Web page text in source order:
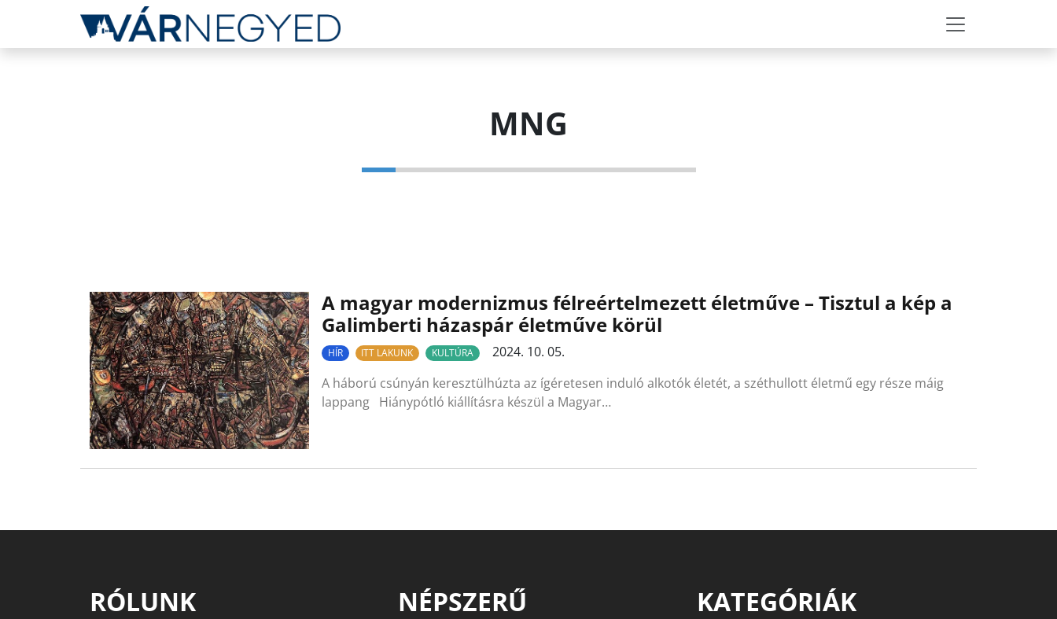
MNG
A magyar modernizmus félreértelmezett életműve – Tisztul a kép a
Galimberti házaspár életműve körül
HÍR ITT LAKUNK KULTÚRA
2024. 10. 05.
A háború csúnyán keresztülhúzta az ígéretesen induló alkotók életét, a széthullott életmű egy része máig
lappang Hiánypótló kiállításra készül a Magyar…
RÓLUNK NÉPSZERŰ KATEGÓRIÁK